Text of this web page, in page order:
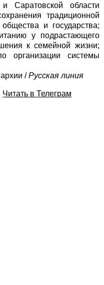
Саратовской области
традиционной
и государства;
у подрастающего
к семейной жизни;
организации системы
/Русская линия
Читать в Телеграм